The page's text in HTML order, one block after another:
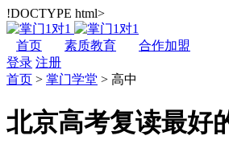
!DOCTYPE html>
首页 素质教育
合作加盟
登录 注册
首页 > 掌门学堂 > 高中
北京高考复读最好